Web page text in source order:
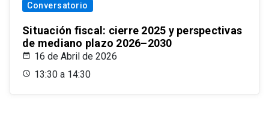
Conversatorio
Situación fiscal: cierre 2025 y perspectivas
de mediano plazo 2026–2030
16 de Abril de 2026
13:30 a 14:30